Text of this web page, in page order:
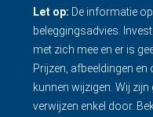
Let op: De informatie
beleggingsadvies.
met zich mee en er is
Prijzen, afbeeldingen
kunnen wijzigen. Wij
verwijzen enkel door.